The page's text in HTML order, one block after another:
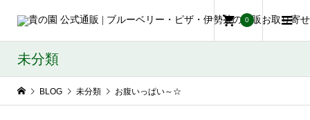
0
未分類
BLOG 未分類 お腹いっぱい～☆